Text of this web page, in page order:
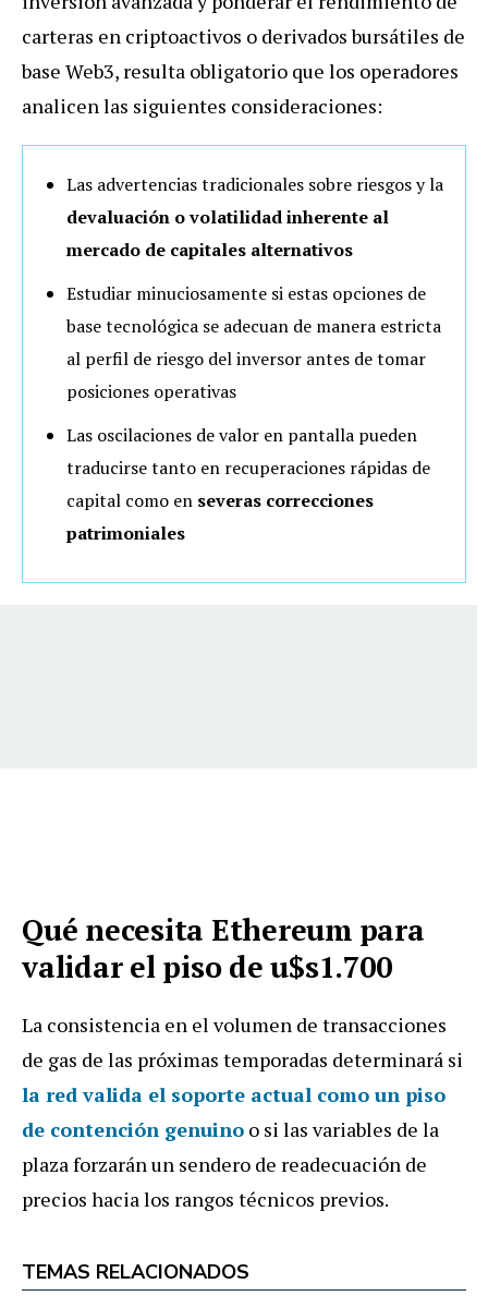
carteras en criptoactivos o derivados bursátiles de
base Web3, resulta obligatorio que los operadores
analicen las siguientes consideraciones:
Las advertencias tradicionales sobre riesgos y la
devaluación o volatilidad inherente al
mercado de capitales alternativos
Estudiar minuciosamente si estas opciones de
base tecnológica se adecuan de manera estricta
al perfil de riesgo del inversor antes de tomar
posiciones operativas
Las oscilaciones de valor en pantalla pueden
traducirse tanto en recuperaciones rápidas de
capital como en severas correcciones
patrimoniales
Qué necesita Ethereum para
validar el piso de u$s1.700
La consistencia en el volumen de transacciones
de gas de las próximas temporadas determinará si
la red valida el soporte actual como un piso
de contención genuino o si las variables de la
plaza forzarán un sendero de readecuación de
precios hacia los rangos técnicos previos.
TEMAS RELACIONADOS